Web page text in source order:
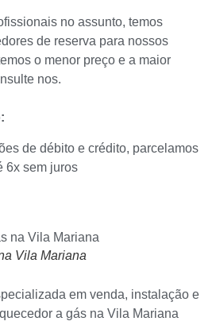
no assunto, temos
de reserva para nossos
o menor preço e a maior
nos.
de débito e crédito, parcelamos
6x sem juros
Vila Mariana
em venda, instalação e
a gás na Vila Mariana